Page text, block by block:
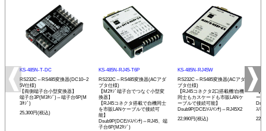
KS-485N-T-DC
RS232C⇔RS485変換器(DC10~2
5V仕様)
【両側端子台小型変換器】
端子台3P(M3ﾈｼﾞ)⇔端子台6P(M
3ﾈｼﾞ)
25,300円(税込)
KS-485N-RJ45-T6P
RS232C⇔RS485変換器(ACアダ
プタ仕様)
【M2ﾈｼﾞ端子台でつなぐ小型変
換器】
【RJ45コネクタ搭載で自機同士
を市販LANケーブルで接続可
能】
Dsub9P(DCE/ﾒｽ/ｲﾝﾁ)⇔RJ45、端
子台6P(M2ﾈｼﾞ)
KS-485N-RJ45W
RS232C⇔RS485変換器(ACアダ
プタ仕様)
【RJ45コネクタ2口搭載機!自機
同士もカスケードも市販LANケ
ーブルで接続可能】
Dsub9P(DCE/ﾒｽ/ｲﾝﾁ)⇔RJ45X2
22,990円(税込)
【
ー
ｽ/ﾐﾘ)